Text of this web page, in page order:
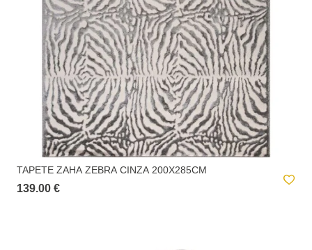
TAPETE ZAHA ZEBRA CINZA 200X285CM
139.00 €